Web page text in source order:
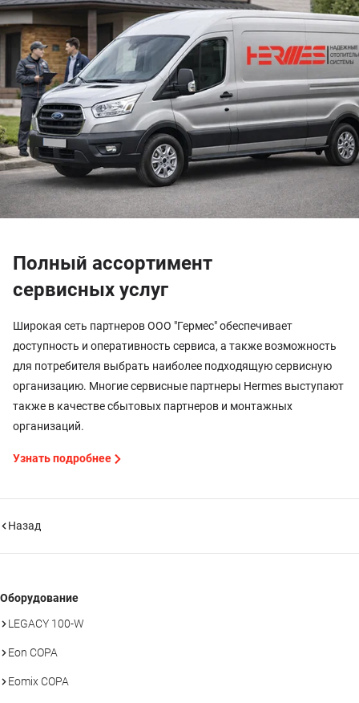
Полный ассортимент
сервисных услуг
Широкая сеть партнеров ООО "Гермес" обеспечивает
доступность и оперативность сервиса, а также возможность
для потребителя выбрать наиболее подходящую сервисную
организацию. Многие сервисные партнеры Hermes выступают
также в качестве сбытовых партнеров и монтажных
организаций.
Узнать подробнее
Назад
Оборудование
LEGACY 100-W
Eon COPA
Eomix COPA